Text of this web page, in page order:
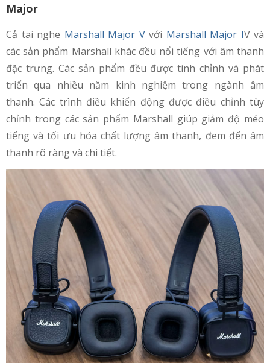
Major
Cả tai nghe Marshall Major Vvới Marshall Major IV và
các sản phẩm Marshall khác đều nổi tiếng với âm thanh
đặc trưng. Các sản phẩm đều được tinh chỉnh và phát
triển qua nhiều năm kinh nghiệm trong ngành âm
thanh. Các trình điều khiển động được điều chỉnh tùy
chỉnh trong các sản phẩm Marshall giúp giảm độ méo
tiếng và tối ưu hóa chất lượng âm thanh, đem đến âm
thanh rõ ràng và chi tiết.